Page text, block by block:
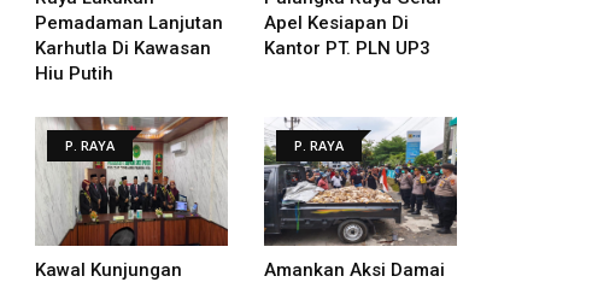
Pemadaman Lanjutan
Karhutla Di Kawasan
Hiu Putih
Apel Kesiapan Di
Kantor PT. PLN UP3
P. RAYA
Kawal Kunjungan
P. RAYA
Amankan Aksi Damai